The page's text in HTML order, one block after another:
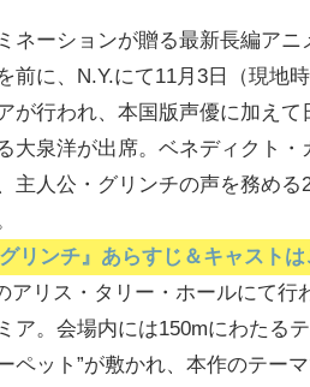
ネーションが贈る最新長編アニ
前に、N.Y.にて11月3日（現地
が行われ、本国版声優に加え
大泉洋が出席。ベネディクト・
主人公・グリンチの声を務める
リンチ』あらすじ＆キャストは
アリス・タリー・ホールにて行
ア。会場内には150mにわたる
ペット”が敷かれ、本作のテー